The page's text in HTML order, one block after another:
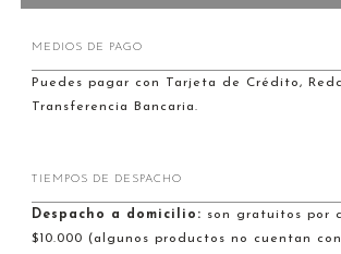
MEDIOS DE PAGO
Puedes pagar con Tarjeta de Crédito,
Transferencia Bancaria.
TIEMPOS DE DESPACHO
Despacho a domicilio: son gratuitos por
$10.000 (algunos productos no cuentan